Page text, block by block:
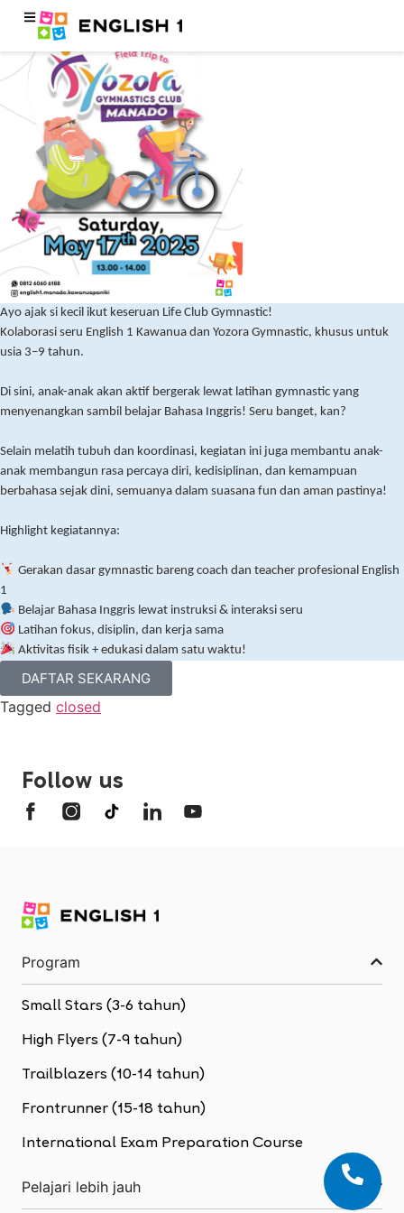
Ayo ajak si kecil ikut keseruan Life Club Gymnastic!
Kolaborasi seru English 1 Kawanua dan Yozora Gymnastic, khusus untuk
usia 3–9 tahun.
Di sini, anak-anak akan aktif bergerak lewat latihan gymnastic yang
menyenangkan sambil belajar Bahasa Inggris! Seru banget, kan?
Selain melatih tubuh dan koordinasi, kegiatan ini juga membantu anak-
anak membangun rasa percaya diri, kedisiplinan, dan kemampuan
berbahasa sejak dini, semuanya dalam suasana fun dan aman pastinya!
Highlight kegiatannya:
Gerakan dasar gymnastic bareng coach dan teacher profesional English
1
Belajar Bahasa Inggris lewat instruksi & interaksi seru
Latihan fokus, disiplin, dan kerja sama
Aktivitas fisik + edukasi dalam satu waktu!
DAFTAR SEKARANG
Tagged closed
Follow us
Program
Small Stars (3-6 tahun)
High Flyers (7-9 tahun)
Trailblazers (10-14 tahun)
Frontrunner (15-18 tahun)
International Exam Preparation Course
Pelajari lebih jauh